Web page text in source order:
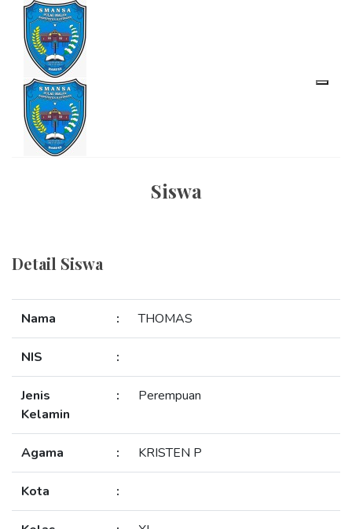
Siswa
Detail Siswa
Nama : THOMAS
NIS :
Jenis
Kelamin
: Perempuan
Agama : KRISTEN P
Kota :